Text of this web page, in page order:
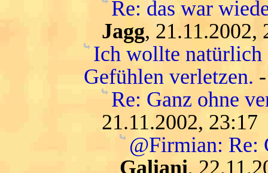
Re: das war
Jagg, 21.11.2002,
Ich wollte natürlich
Gefühlen verletzen.
Re: Ganz ohne
21.11.2002, 23:17
@Firmian: Re:
Galiani,